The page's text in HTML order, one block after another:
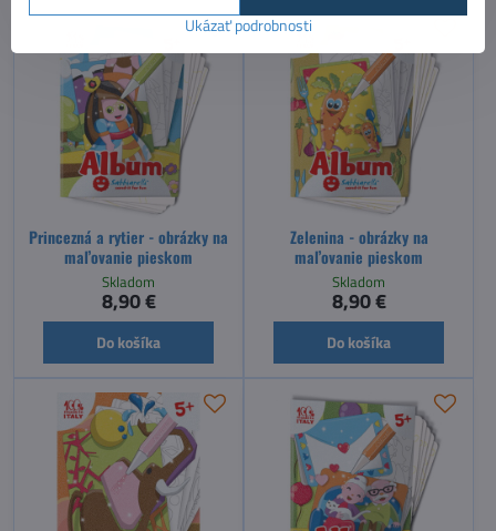
Princezná a rytier - obrázky na
maľovanie pieskom
Skladom
8,90 €
Do košíka
Zelenina - obrázky na
maľovanie pieskom
Skladom
8,90 €
Do košíka
Ukázať podrobnosti